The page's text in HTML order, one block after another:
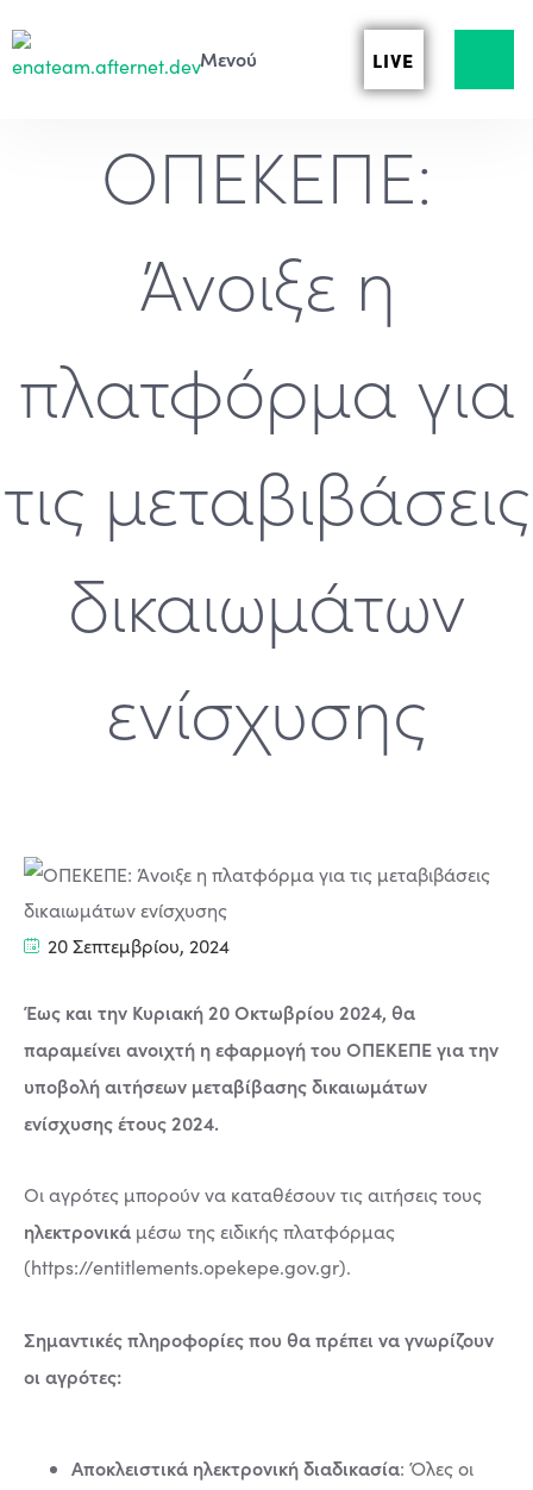
LIVE
ΟΠΕΚΕΠΕ:
Άνοιξε η
πλατφόρμα για
τις μεταβιβάσεις
δικαιωμάτων
ενίσχυσης
20 Σεπτεμβρίου, 2024
Έως και την Κυριακή 20 Οκτωβρίου 2024, θα
παραμείνει ανοιχτή η εφαρμογή του ΟΠΕΚΕΠΕ για την
υποβολή αιτήσεων μεταβίβασης δικαιωμάτων
ενίσχυσης έτους 2024.
Οι αγρότες μπορούν να καταθέσουν τις αιτήσεις τους
ηλεκτρονικά μέσω της ειδικής πλατφόρμας
(https://entitlements.opekepe.gov.gr).
Σημαντικές πληροφορίες που θα πρέπει να γνωρίζουν
οι αγρότες:
Αποκλειστικά ηλεκτρονική διαδικασία: Όλες οι